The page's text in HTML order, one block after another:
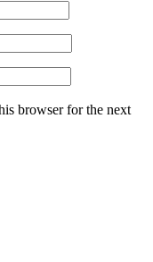
browser for the next